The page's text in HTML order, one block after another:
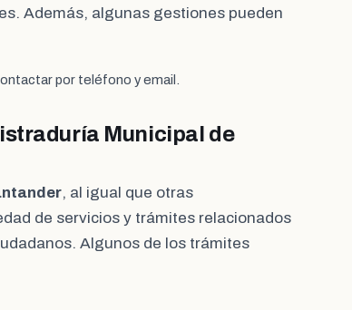
Además, algunas gestiones pueden
por teléfono y email.
Municipal de
, al igual que otras
de servicios y trámites relacionados
Algunos de los trámites